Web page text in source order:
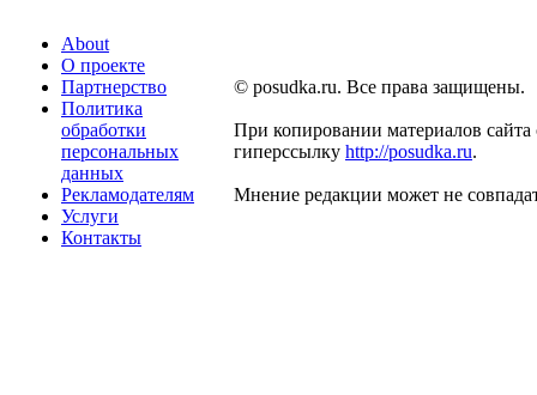
About
О проекте
Партнерство
Политика
обработки
персональных
данных
Рекламодателям
Услуги
Контакты
© posudka.ru. Все права защищены.
При копировании материалов сайта
гиперссылку http://posudka.ru.
Мнение редакции может не